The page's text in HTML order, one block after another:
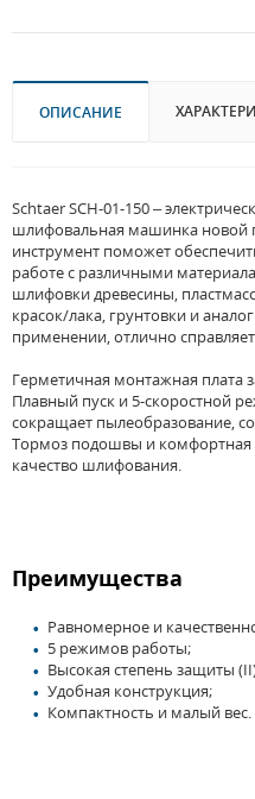
ОПИСАНИЕ
Schtaer SCH-01-150 –
шлифовальная машинка
инструмент поможет
работе с различными
шлифовки древесины,
красок/лака, грунтовки и
применении, отлично
Герметичная монтажная плата
Плавный пуск и 5-скоростной
сокращает пылеобразование,
Тормоз подошвы и комфортная
качество шлифования.
Преимущества
Равномерное и
5 режимов работы;
Высокая степень защиты
Удобная конструкция;
Компактность и малый вес.